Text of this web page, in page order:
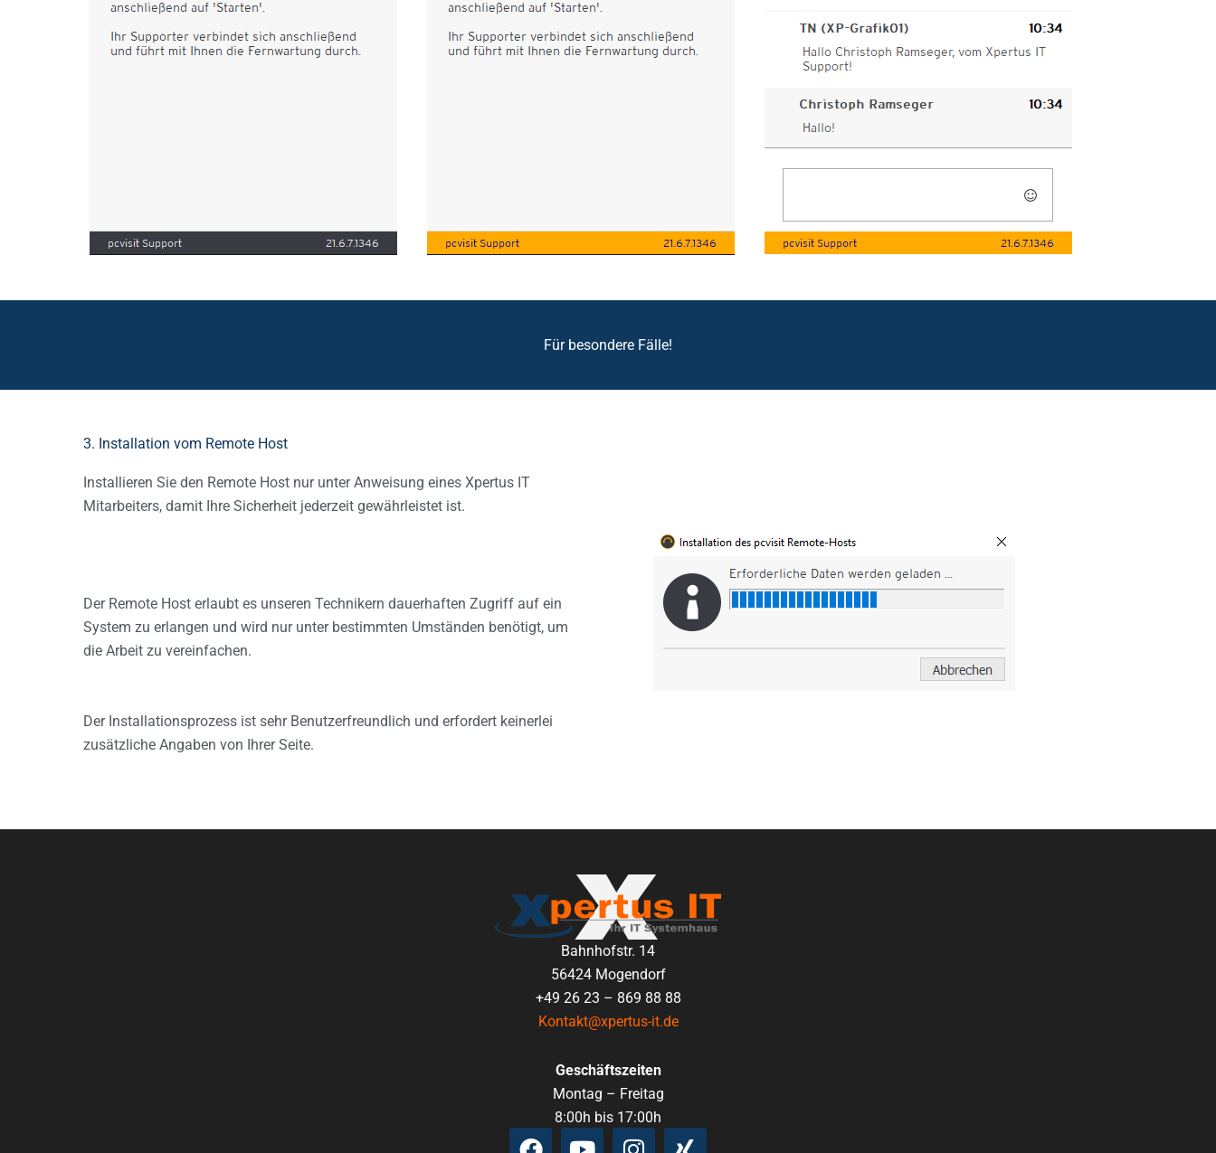
Für besondere Fälle!
3. Installation vom Remote Host
Installieren Sie den Remote Host nur unter Anweisung eines Xpertus IT
Mitarbeiters, damit Ihre Sicherheit jederzeit gewährleistet ist.
Der Remote Host erlaubt es unseren Technikern dauerhaften Zugriff auf ein
System zu erlangen und wird nur unter bestimmten Umständen benötigt, um
die Arbeit zu vereinfachen.
Der Installationsprozess ist sehr Benutzerfreundlich und erfordert keinerlei
zusätzliche Angaben von Ihrer Seite.
Bahnhofstr. 14
56424 Mogendorf
+49 26 23 – 869 88 88
Kontakt@xpertus-it.de
Geschäftszeiten
Montag – Freitag
8:00h bis 17:00h